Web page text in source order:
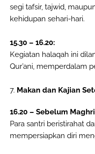
segi tafsir, tajwid,
kehidupan sehari-hari.
15.30 – 16.20:
Kegiatan halaqah ini
Qur’ani, memperdalam
7. Makan dan Kajian
16.20 – Sebelum
Para santri beristirahat
mempersiapkan diri